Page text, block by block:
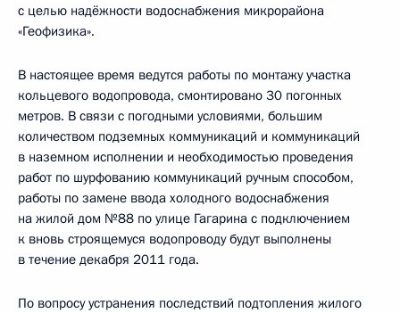
с целью надёжности водоснабжения микрорайона
«Геофизика».
В настоящее время ведутся работы по монтажу участка
кольцевого водопровода, смонтировано 30 погонных
метров. В связи с погодными условиями, большим
количеством подземных коммуникаций и коммуникаций
в наземном исполнении и необходимостью проведения
работ по шурфованию коммуникаций ручным способом,
работы по замене ввода холодного водоснабжения
на жилой дом №88 по улице Гагарина с подключением
к вновь строящемуся водопроводу будут выполнены
в течение декабря 2011 года.
По вопросу устранения последствий подтопления жилого